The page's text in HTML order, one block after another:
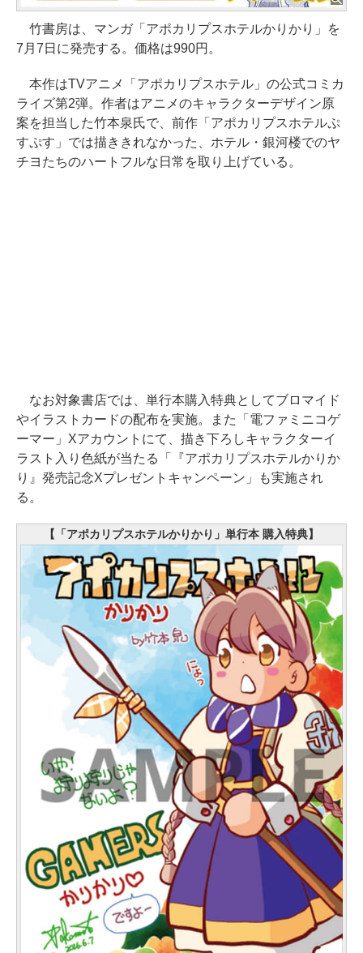
竹書房は、マンガ「アポカリプスホテルかりかり」を
7月7日に発売する。価格は990円。
本作はTVアニメ「アポカリプスホテル」の公式コミカ
ライズ第2弾。作者はアニメのキャラクターデザイン原
案を担当した竹本泉氏で、前作「アポカリプスホテルぷ
すぷす」では描ききれなかった、ホテル・銀河楼でのヤ
チヨたちのハートフルな日常を取り上げている。
なお対象書店では、単行本購入特典としてブロマイド
やイラストカードの配布を実施。また「電ファミニコゲ
ーマー」Xアカウントにて、描き下ろしキャラクターイ
ラスト入り色紙が当たる「『アポカリプスホテルかりか
り』発売記念Xプレゼントキャンペーン」も実施され
る。
【「アポカリプスホテルかりかり」単行本 購入特典】